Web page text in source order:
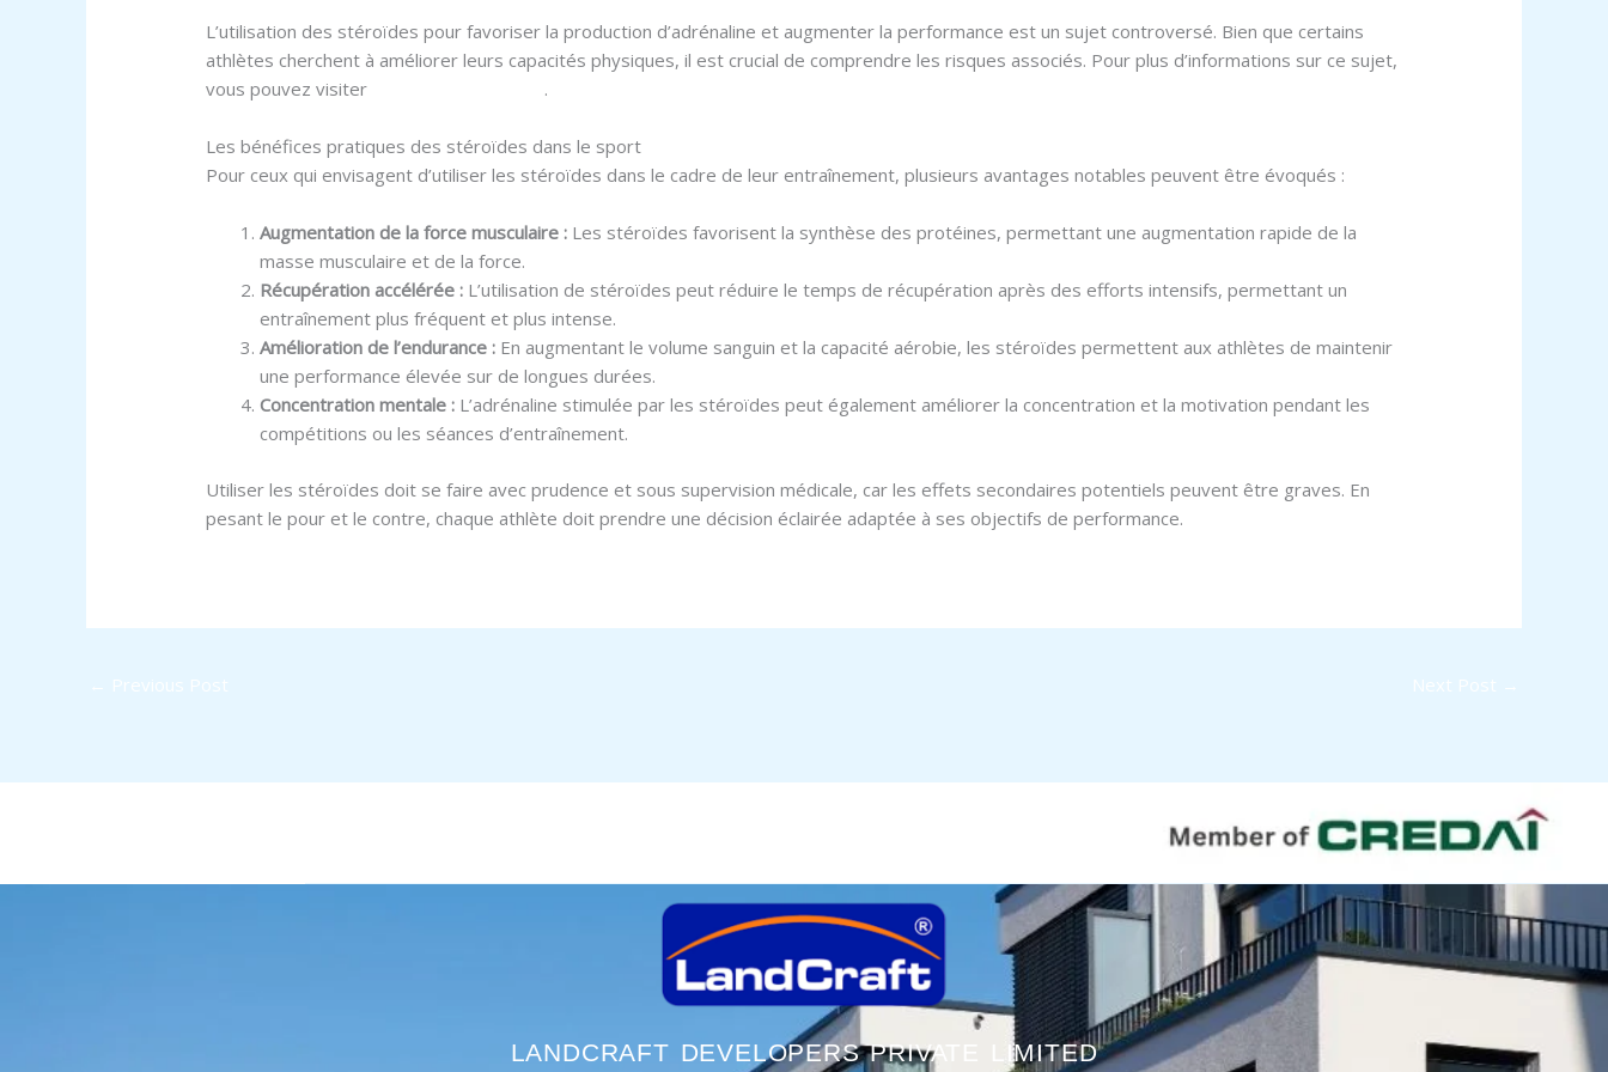
L’utilisation des stéroïdes pour favoriser la production d’adrénaline et augmenter la performance est un sujet controversé. Bien que certains
athlètes cherchent à améliorer leurs capacités physiques, il est crucial de comprendre les risques associés. Pour plus d’informations sur ce sujet,
vous pouvez visiter
.
Les bénéfices pratiques des stéroïdes dans le sport
Pour ceux qui envisagent d’utiliser les stéroïdes dans le cadre de leur entraînement, plusieurs avantages notables peuvent être évoqués :
Augmentation de la force musculaire : Les stéroïdes favorisent la synthèse des protéines, permettant une augmentation rapide de la
masse musculaire et de la force.
Récupération accélérée : L’utilisation de stéroïdes peut réduire le temps de récupération après des efforts intensifs, permettant un
entraînement plus fréquent et plus intense.
Amélioration de l’endurance : En augmentant le volume sanguin et la capacité aérobie, les stéroïdes permettent aux athlètes de maintenir
une performance élevée sur de longues durées.
Concentration mentale : L’adrénaline stimulée par les stéroïdes peut également améliorer la concentration et la motivation pendant les
compétitions ou les séances d’entraînement.
Utiliser les stéroïdes doit se faire avec prudence et sous supervision médicale, car les effets secondaires potentiels peuvent être graves. En
pesant le pour et le contre, chaque athlète doit prendre une décision éclairée adaptée à ses objectifs de performance.
← Previous Post Next Post →
LANDCRAFT DEVELOPERS PRIVATE LIMITED